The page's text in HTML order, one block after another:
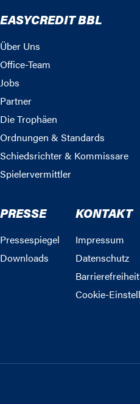
EASYCREDIT BBL
Über Uns
Office-Team
Jobs
Partner
Die Trophäen
Ordnungen & Standards
Schiedsrichter & Kommissare
Spielervermittler
PRESSE
Pressespiegel
Downloads
KONTAKT
Impressum
Datenschutz
Barrierefreiheit
Cookie-